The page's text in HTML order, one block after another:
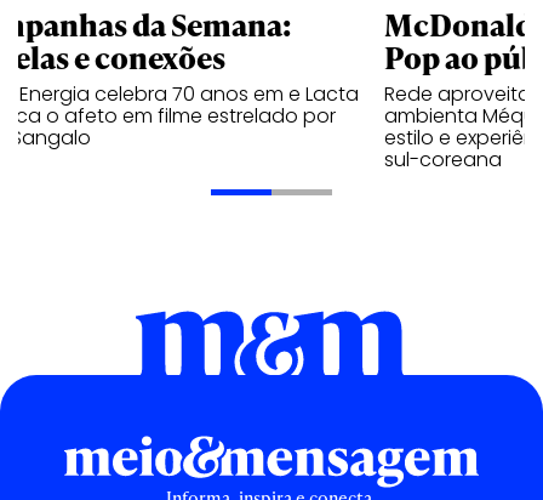
da Semana:
e conexões
Energia celebra 70 anos em e Lacta
o afeto em filme estrelado por
Sangalo
Pop ao
Rede aproveita
ambienta Méqui
estilo e
sul-coreana